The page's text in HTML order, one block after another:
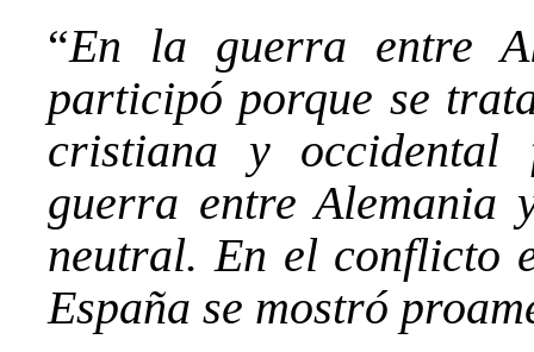
“En la guerra entre
participó porque se
cristiana y
guerra entre Alemania
neutral. En el conflicto
España se mostró